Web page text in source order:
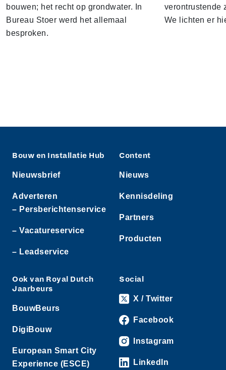
bouwen; het recht op grondwater. In
Bureau Stoer werd het allemaal
besproken.
verontrustende
We lichten er
Bouw en Installatie Hub
Nieuwsbrief
Adverteren
– Persberichtenservice
– Vacatureservice
– Leadservice
Content
Nieuws
Kennisdeling
Partners
Producten
Ook van Royal Dutch
Jaarbeurs
BouwBeurs
DigiBouw
European Smart City
Experience (ESCE)
Social
X / Twitter
Facebook
Instagram
LinkedIn